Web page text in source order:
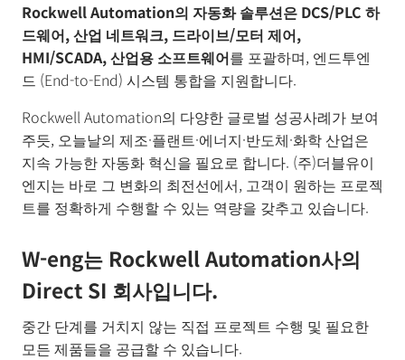
Rockwell Automation의 자동화 솔루션은 DCS/PLC 하
드웨어, 산업 네트워크, 드라이브/모터 제어,
HMI/SCADA, 산업용 소프트웨어를 포괄하며, 엔드투엔
드 (End-to-End) 시스템 통합을 지원합니다.
Rockwell Automation의 다양한 글로벌 성공사례가 보여
주듯, 오늘날의 제조·플랜트·에너지·반도체·화학 산업은
지속 가능한 자동화 혁신을 필요로 합니다. (주)더블유이
엔지는 바로 그 변화의 최전선에서, 고객이 원하는 프로젝
트를 정확하게 수행할 수 있는 역량을 갖추고 있습니다.
W-eng는 Rockwell Automation사의
Direct SI 회사입니다.
중간 단계를 거치지 않는 직접 프로젝트 수행 및 필요한
모든 제품들을 공급할 수 있습니다.